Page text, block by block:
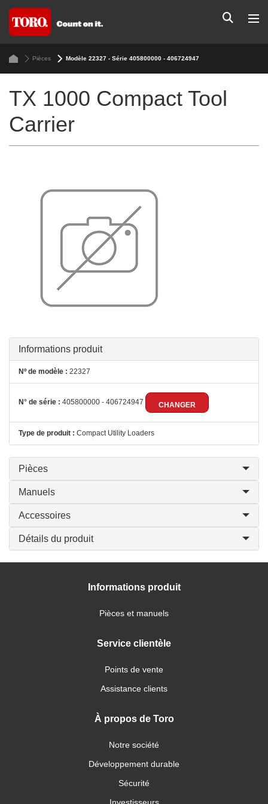
Pièces Modèle 22327 - Série 405800000 - 406724947
TX 1000 Compact Tool
Carrier
Informations produit
Nº de modèle : 22327
N° de série : 405800000 - 406724947 CHANGER
Type de produit : Compact Utility Loaders
Pièces
Manuels
Accessoires
Détails du produit
Informations produit
Pièces et manuels
Service clientèle
Points de vente
Assistance clients
À propos de Toro
Notre société
Développement durable
Sécurité